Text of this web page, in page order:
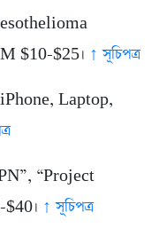
$10-$25। ↑ সূচিপত্র
iPhone, Laptop,
“Project
↑ সূচিপত্র